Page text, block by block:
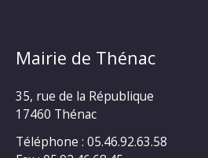
Mairie de Thénac
35, rue de la République
17460 Thénac
Téléphone : 05.46.92.63.58